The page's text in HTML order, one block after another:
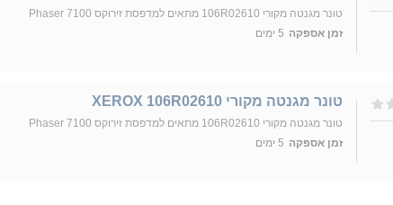
טונר מגנטה מקורי 106R02610 מתאים למדפסת זירוקס Phaser 7100
זמן אספקה 5 ימים
טונר מגנטה מקורי XEROX 106R02610
טונר מגנטה מקורי 106R02610 מתאים למדפסת זירוקס Phaser 7100
זמן אספקה 5 ימים